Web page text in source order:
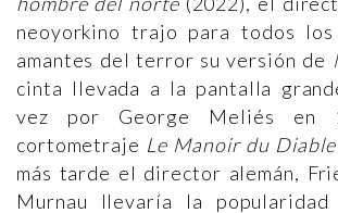
neoyorkino trajo para todos
amantes del terror su versión de
cinta llevada a la pantalla
vez por George Meliés en
cortometraje Le Manoir du Diable
más tarde el director alemán,
Murnau llevaría la